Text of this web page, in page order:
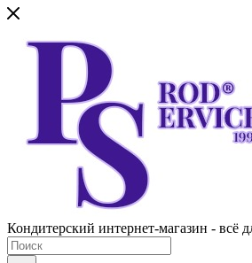
Кондитерский интернет-магазин - всё